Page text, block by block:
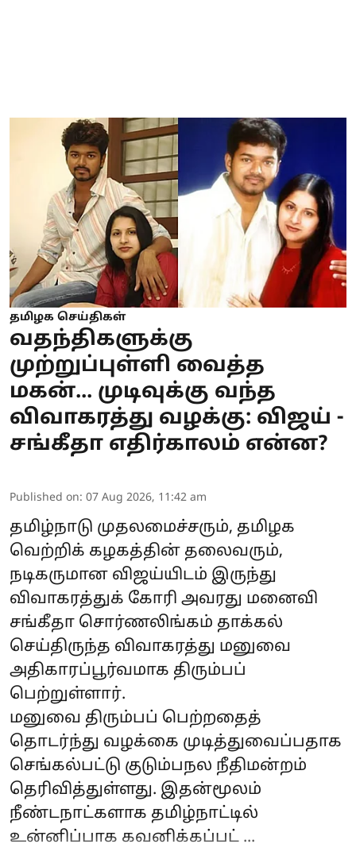
தமிழக செய்திகள்
வதந்திகளுக்கு
முற்றுப்புள்ளி வைத்த
மகன்... முடிவுக்கு வந்த
விவாகரத்து வழக்கு: விஜய் -
சங்கீதா எதிர்காலம் என்ன?
Published on: 07 Aug 2026, 11:42 am
தமிழ்நாடு முதலமைச்சரும், தமிழக
வெற்றிக் கழகத்தின் தலைவரும்,
நடிகருமான விஜய்யிடம் இருந்து
விவாகரத்துக் கோரி அவரது மனைவி
சங்கீதா சொர்ணலிங்கம் தாக்கல்
செய்திருந்த விவாகரத்து மனுவை
அதிகாரப்பூர்வமாக திரும்பப்
பெற்றுள்ளார்.
மனுவை திரும்பப் பெற்றதைத்
தொடர்ந்து வழக்கை முடித்துவைப்பதாக
செங்கல்பட்டு குடும்பநல நீதிமன்றம்
தெரிவித்துள்ளது. இதன்மூலம்
நீண்டநாட்களாக தமிழ்நாட்டில்
உன்னிப்பாக கவனிக்கப்பட் ...